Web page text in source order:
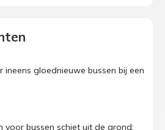
ineens gloednieuwe bussen bij een
voor bussen schiet uit de grond: